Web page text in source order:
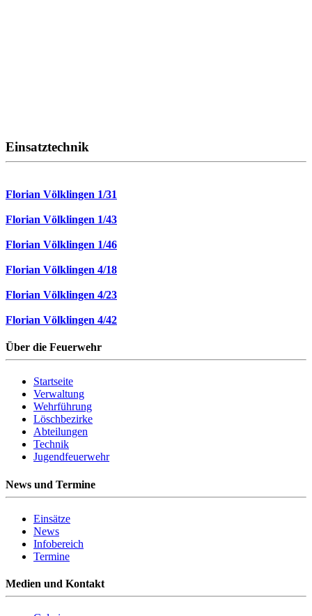
Einsatztechnik
Florian Völklingen 1/31
Florian Völklingen 1/43
Florian Völklingen 1/46
Florian Völklingen 4/18
Florian Völklingen 4/23
Florian Völklingen 4/42
Über die Feuerwehr
Startseite
Verwaltung
Wehrführung
Löschbezirke
Abteilungen
Technik
Jugendfeuerwehr
News und Termine
Einsätze
News
Infobereich
Termine
Medien und Kontakt